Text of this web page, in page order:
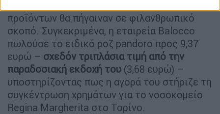
προϊόντων θα πήγαιναν σε φιλανθρωπικό
σκοπό. Συγκεκριμένα, η εταιρεία Balocco
πωλούσε το ειδικό ροζ pandoro προς 9,37
ευρώ – σχεδόν τριπλάσια τιμή από την
παραδοσιακή εκδοχή του (3,68 ευρώ) –
υποστηρίζοντας πως η αγορά του στήριζε τη
συγκέντρωση χρημάτων για το νοσοκομείο
Regina Margherita στο Τορίνο.